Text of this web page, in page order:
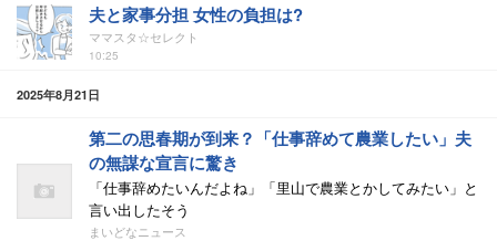
夫と家事分担 女性の負担は?
ママスタ☆セレクト
10:25
2025年8月21日
第二の思春期が到来？「仕事辞めて農業したい」夫
の無謀な宣言に驚き
「仕事辞めたいんだよね」「里山で農業とかしてみたい」と
言い出したそう
まいどなニュース